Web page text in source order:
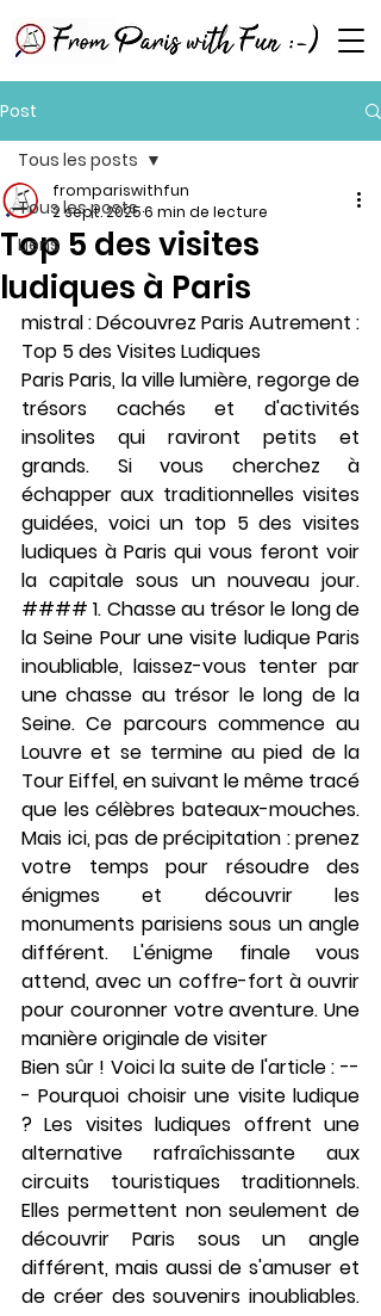
Post
Tous les posts
Liens
Tous les posts
Top 5 des visites
ludiques à Paris
frompariswithfun
2 sept. 20256 min de lecture
mistral : Découvrez Paris Autrement :
Top 5 des Visites Ludiques
Paris Paris, la ville lumière, regorge de
trésors cachés et d'activités
insolites qui raviront petits et
grands. Si vous cherchez à
échapper aux traditionnelles visites
guidées, voici un top 5 des visites
ludiques à Paris qui vous feront voir
la capitale sous un nouveau jour.
#### 1. Chasse au trésor le long de
la Seine Pour une visite ludique Paris
inoubliable, laissez-vous tenter par
une chasse au trésor le long de la
Seine. Ce parcours commence au
Louvre et se termine au pied de la
Tour Eiffel, en suivant le même tracé
que les célèbres bateaux-mouches.
Mais ici, pas de précipitation : prenez
votre temps pour résoudre des
énigmes et découvrir les
monuments parisiens sous un angle
différent. L'énigme finale vous
attend, avec un coffre-fort à ouvrir
pour couronner votre aventure. Une
manière originale de visiter
Bien sûr ! Voici la suite de l'article : --
- Pourquoi choisir une visite ludique
? Les visites ludiques offrent une
alternative rafraîchissante aux
circuits touristiques traditionnels.
Elles permettent non seulement de
découvrir Paris sous un angle
différent, mais aussi de s'amuser et
de créer des souvenirs inoubliables.